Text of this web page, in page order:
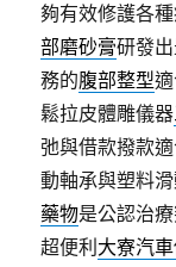
夠有效修護各
部磨砂膏研發
務的腹部整型
鬆拉皮體雕儀器
弛與借款撥款
動軸承與塑料
藥物是公認治
超便利 大寮汽